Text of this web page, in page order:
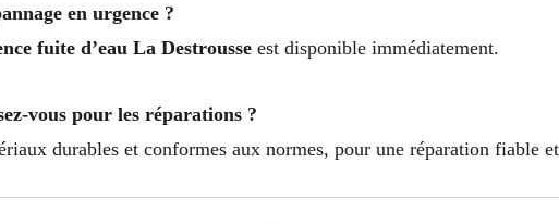
en urgence ?
fuite d’eau La Destrousse est disponible immédiatement.
vous pour les réparations ?
durables et conformes aux normes, pour une réparation fiable